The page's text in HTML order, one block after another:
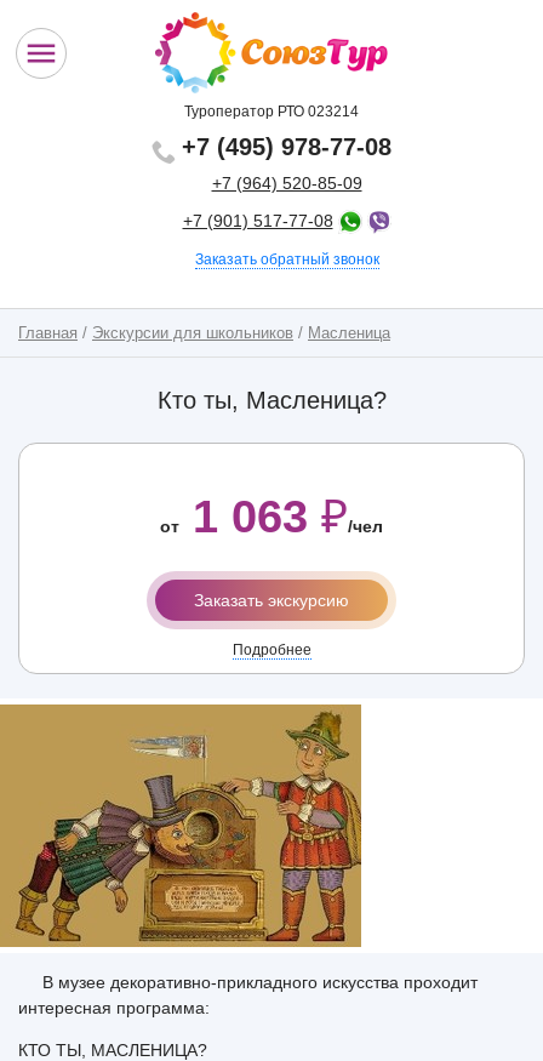
Туроператор РТО 023214
+7 (495) 978-77-08
+7 (964) 520-85-09
+7 (901) 517-77-08
Заказать обратный звонок
Главная / Экскурсии для школьников / Масленица
Кто ты, Масленица?
от 1 063 ₽/чел
Заказать экскурсию
Подробнее
В музее декоративно-прикладного искусства проходит
интересная программа:
КТО ТЫ, МАСЛЕНИЦА?